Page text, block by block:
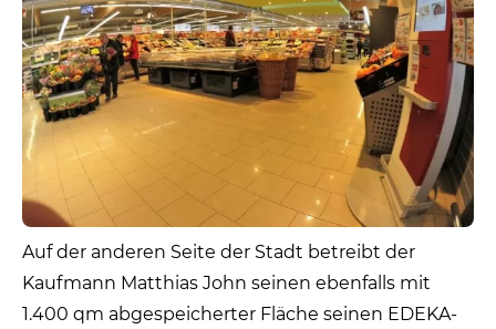
Auf der anderen Seite der Stadt betreibt der
Kaufmann Matthias John seinen ebenfalls mit
1.400 qm abgespeicherter Fläche seinen EDEKA-